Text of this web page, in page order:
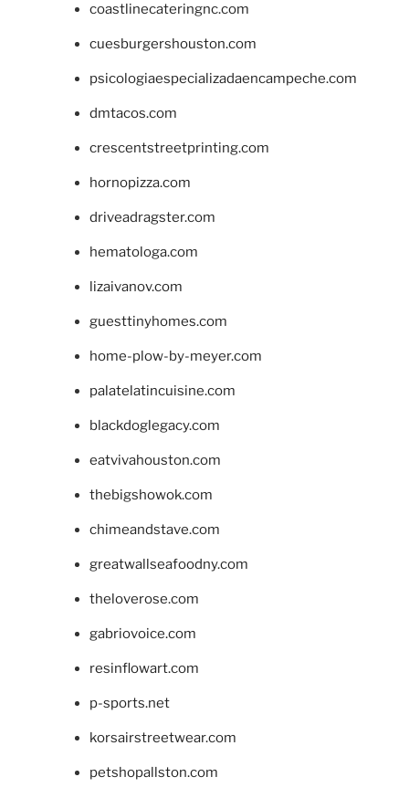
coastlinecateringnc.com
cuesburgershouston.com
psicologiaespecializadaencampeche.com
dmtacos.com
crescentstreetprinting.com
hornopizza.com
driveadragster.com
hematologa.com
lizaivanov.com
guesttinyhomes.com
home-plow-by-meyer.com
palatelatincuisine.com
blackdoglegacy.com
eatvivahouston.com
thebigshowok.com
chimeandstave.com
greatwallseafoodny.com
theloverose.com
gabriovoice.com
resinflowart.com
p-sports.net
korsairstreetwear.com
petshopallston.com